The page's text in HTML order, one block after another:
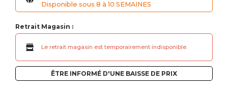
Disponible sous 8 à 10 SEMAINES
Retrait Magasin :
Le retrait magasin est temporairement indisponible.
ÊTRE INFORMÉ D'UNE BAISSE DE PRIX